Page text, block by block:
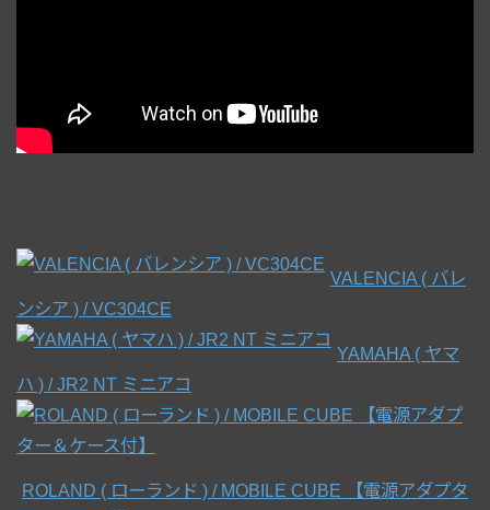
VALENCIA ( バレ
ンシア ) / VC304CE
YAMAHA ( ヤマ
ハ ) / JR2 NT ミニアコ
ROLAND ( ローランド ) / MOBILE CUBE 【電源アダプタ